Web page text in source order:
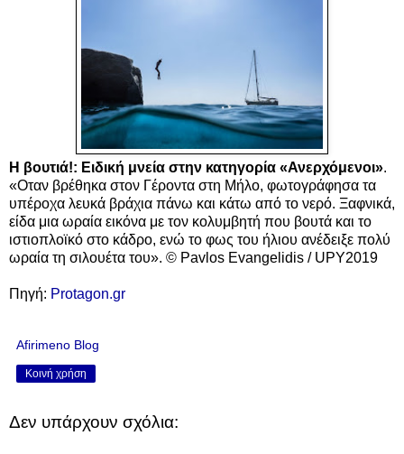
Η βουτιά!: Ειδική μνεία στην κατηγορία «Ανερχόμενοι».
«Οταν βρέθηκα στον Γέροντα στη Μήλο, φωτογράφησα τα
υπέροχα λευκά βράχια πάνω και κάτω από το νερό. Ξαφνικά,
είδα μια ωραία εικόνα με τον κολυμβητή που βουτά και το
ιστιοπλοϊκό στο κάδρο, ενώ το φως του ήλιου ανέδειξε πολύ
ωραία τη σιλουέτα του». © Pavlos Evangelidis / UPY2019
Πηγή: Protagon.gr
Afirimeno Blog
Κοινή χρήση
Δεν υπάρχουν σχόλια: